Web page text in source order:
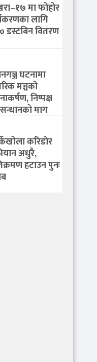
मा फोहोर
लागि
डस्टबिन वितरण
घटनामा
मञ्चको
निष्पक्ष
माग
करिडाेर
अधुरै,
हटाउन पुनः